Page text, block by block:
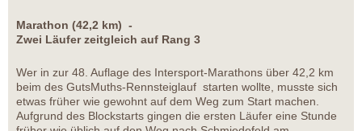
Marathon (42,2 km) -
Zwei Läufer zeitgleich auf Rang 3
Wer in zur 48. Auflage des Intersport-Marathons über 42,2 km
beim des GutsMuths-Rennsteiglauf starten wollte, musste sich
etwas früher wie gewohnt auf dem Weg zum Start machen.
Aufgrund des Blockstarts gingen die ersten Läufer eine Stunde